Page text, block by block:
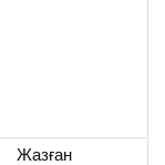
Жазған